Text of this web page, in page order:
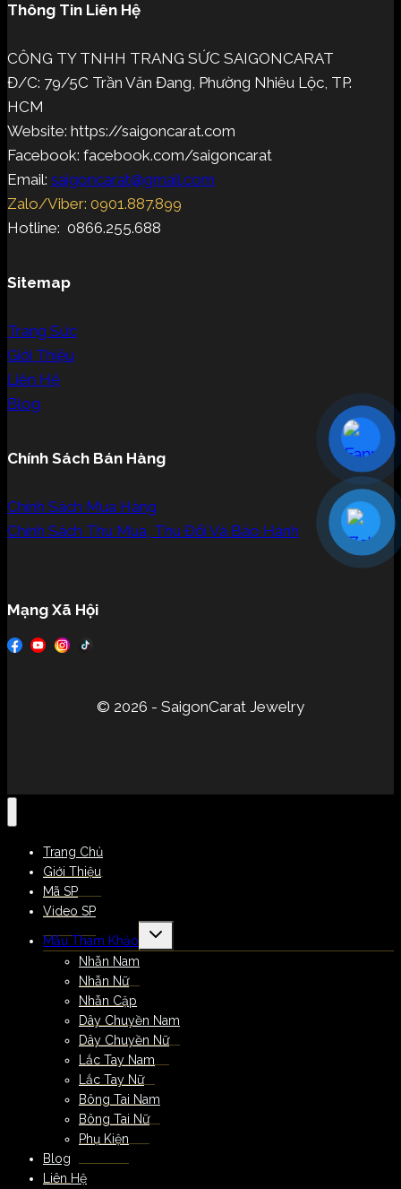
Thông Tin Liên Hệ
CÔNG TY TNHH TRANG SỨC SAIGONCARAT
Đ/C: 79/5C Trần Văn Đang, Phường Nhiêu Lộc, TP.
HCM
Website: https://saigoncarat.com
Facebook: facebook.com/saigoncarat
Email: saigoncarat@gmail.com
Zalo/Viber: 0901.887.899
Hotline: 0866.255.688
Sitemap
Trang Sức
Giới Thiệu
Liên Hệ
Blog
Chính Sách Bán Hàng
Chính Sách Mua Hàng
Chính Sách Thu Mua, Thu Đổi Và Bảo Hành
Mạng Xã Hội
© 2026 - SaigonCarat Jewelry
Trang Chủ
Giới Thiệu
Mã SP
Video SP
Mẫu Tham Khảo
Nhẫn Nam
Nhẫn Nữ
Nhẫn Cặp
Dây Chuyền Nam
Dây Chuyền Nữ
Lắc Tay Nam
Lắc Tay Nữ
Bông Tai Nam
Bông Tai Nữ
Phụ Kiện
Blog
Liên Hệ